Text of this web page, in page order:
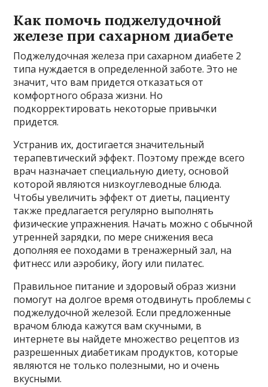
Как помочь поджелудочной
железе при сахарном диабете
Поджелудочная железа при сахарном диабете 2
типа нуждается в определенной заботе. Это не
значит, что вам придется отказаться от
комфортного образа жизни. Но
подкорректировать некоторые привычки
придется.
Устранив их, достигается значительный
терапевтический эффект. Поэтому прежде всего
врач назначает специальную диету, основой
которой являются низкоуглеводные блюда.
Чтобы увеличить эффект от диеты, пациенту
также предлагается регулярно выполнять
физические упражнения. Начать можно с обычной
утренней зарядки, по мере снижения веса
дополняя ее походами в тренажерный зал, на
фитнесс или аэробику, йогу или пилатес.
Правильное питание и здоровый образ жизни
помогут на долгое время отодвинуть проблемы с
поджелудочной железой. Если предложенные
врачом блюда кажутся вам скучными, в
интернете вы найдете множество рецептов из
разрешенных диабетикам продуктов, которые
являются не только полезными, но и очень
вкусными.